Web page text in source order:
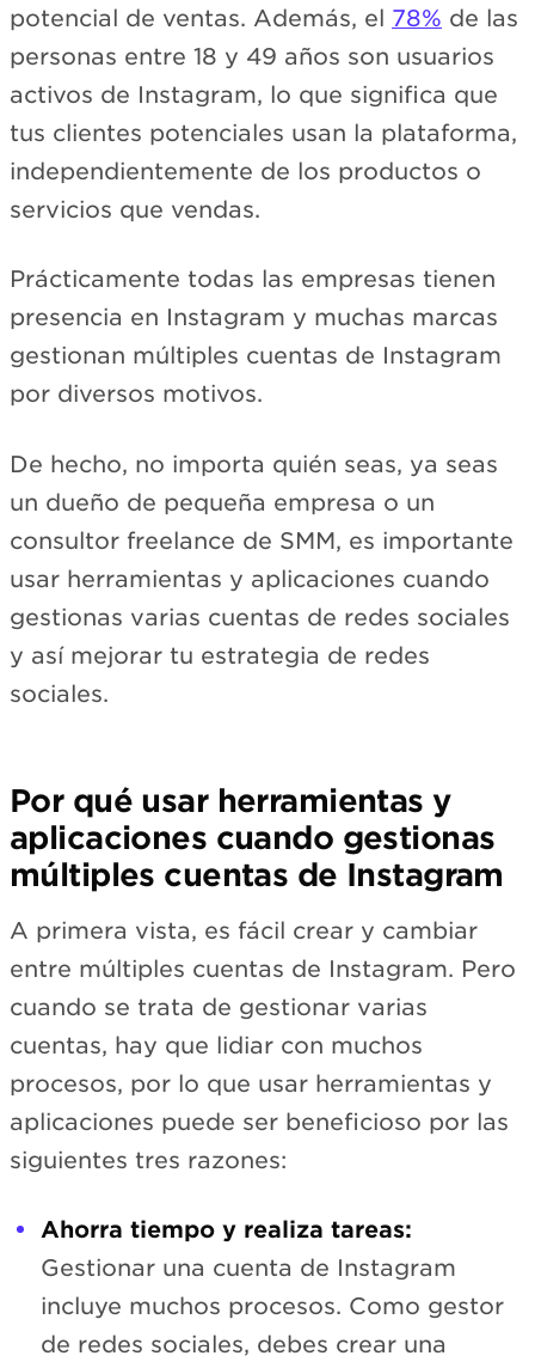
potencial de ventas. Además, el 78% de las
personas entre 18 y 49 años son usuarios
activos de Instagram, lo que significa que
tus clientes potenciales usan la plataforma,
independientemente de los productos o
servicios que vendas.
Prácticamente todas las empresas tienen
presencia en Instagram y muchas marcas
gestionan múltiples cuentas de Instagram
por diversos motivos.
De hecho, no importa quién seas, ya seas
un dueño de pequeña empresa o un
consultor freelance de SMM, es importante
usar herramientas y aplicaciones cuando
gestionas varias cuentas de redes sociales
y así mejorar tu estrategia de redes
sociales.
Por qué usar herramientas y
aplicaciones cuando gestionas
múltiples cuentas de Instagram
A primera vista, es fácil crear y cambiar
entre múltiples cuentas de Instagram. Pero
cuando se trata de gestionar varias
cuentas, hay que lidiar con muchos
procesos, por lo que usar herramientas y
aplicaciones puede ser beneficioso por las
siguientes tres razones:
Ahorra tiempo y realiza tareas:
Gestionar una cuenta de Instagram
incluye muchos procesos. Como gestor
de redes sociales, debes crear una